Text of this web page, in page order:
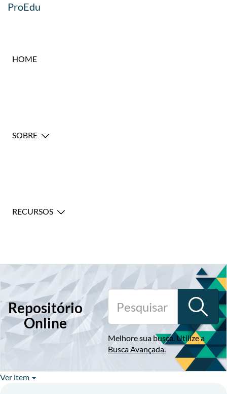
ProEdu
HOME
SOBRE
RECURSOS
Repositório
Online
Melhore sua busca. Utilize a
Busca Avançada.
Ver item